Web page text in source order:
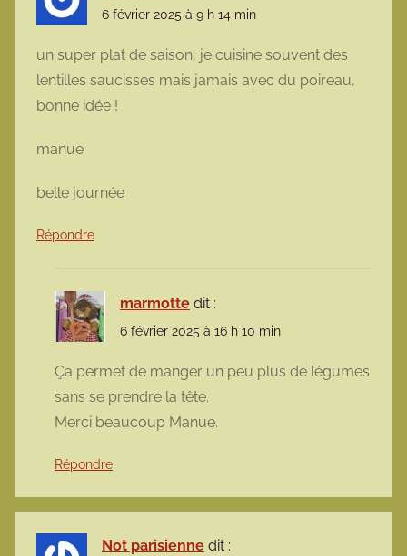
6 février 2025 à 9 h 14 min
un super plat de saison, je cuisine souvent des
lentilles saucisses mais jamais avec du poireau,
bonne idée !
manue
belle journée
Répondre
marmotte dit :
6 février 2025 à 16 h 10 min
Ça permet de manger un peu plus de légumes
sans se prendre la tête.
Merci beaucoup Manue.
Répondre
Not parisienne dit :